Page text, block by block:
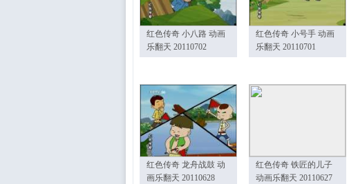
红色传奇 小八路 动画
乐翻天 20110702
红色传奇 小号手 动画
乐翻天 20110701
红色传奇 龙舟战鼓 动
画乐翻天 20110628
红色传奇 铁匠的儿子
动画乐翻天 20110627